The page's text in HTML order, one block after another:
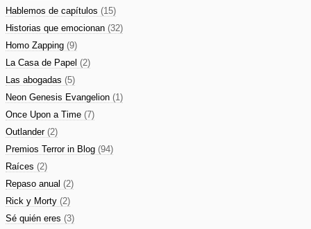
Hablemos de capítulos (15)
Historias que emocionan (32)
Homo Zapping (9)
La Casa de Papel (2)
Las abogadas (5)
Neon Genesis Evangelion (1)
Once Upon a Time (7)
Outlander (2)
Premios Terror in Blog (94)
Raíces (2)
Repaso anual (2)
Rick y Morty (2)
Sé quién eres (3)